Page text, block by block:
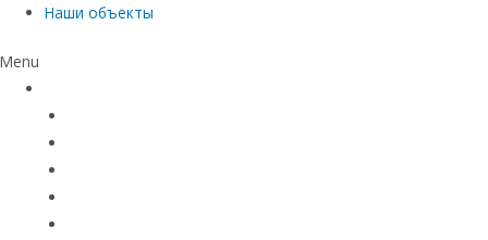
Наши объекты
Menu